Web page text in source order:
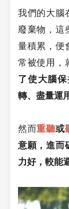
我們的大腦
廢棄物，這
量積累，便
常被使用，
了使大腦
轉、盡量運
然而重聽或
意願，進而
力好，較能